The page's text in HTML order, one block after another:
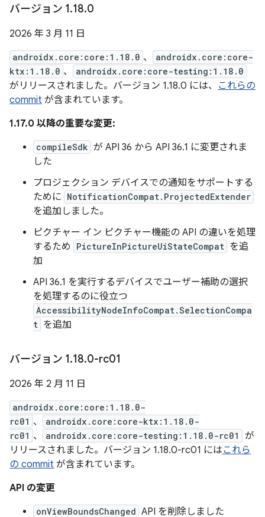
バージョン 1.18.0
2026 年 3 月 11 日
androidx.core:core:1.18.0 、
androidx.core:core-
ktx:1.18.0 、 androidx.core:core-testing:1.18.0
がリリースされました。バージョン 1.18.0 には、 これらの
commit が含まれています。
1.17.0 以降の重要な変更:
compileSdk が API 36 から API 36.1 に変更されま
した
プロジェクション デバイスでの通知をサポートする
ために NotificationCompat.ProjectedExtender
を追加しました。
ピクチャー イン ピクチャー機能の API の違いを処理
するため
PictureInPictureUiStateCompat を追
加
API 36.1 を実行するデバイスでユーザー補助の選択
を処理するのに役立つ
AccessibilityNodeInfoCompat.SelectionCompa
t を追加
バージョン 1.18.0-rc01
2026 年 2 月 11 日
androidx.core:core:1.18.0-
rc01 、
androidx.core:core-ktx:1.18.0-
rc01 、 androidx.core:core-testing:1.18.0-rc01
が
リリースされました。バージョン 1.18.0-rc01 にはこれら
の commit が含まれています。
API の変更
onViewBoundsChanged API を削除しました